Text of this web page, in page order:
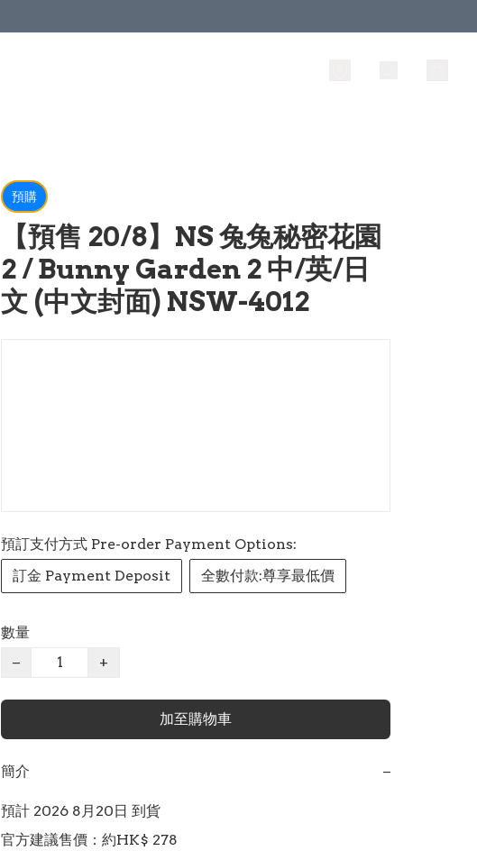
預購
【預售 20/8】NS 兔兔秘密花園
2 / Bunny Garden 2 中/英/日
文 (中文封面) NSW-4012
預訂支付方式 Pre-order Payment Options:
訂金 Payment Deposit
全數付款:尊享最低價
數量
−
+
加至購物車
簡介 −
預計 2026 8月20日 到貨
官方建議售價：約HK$ 278